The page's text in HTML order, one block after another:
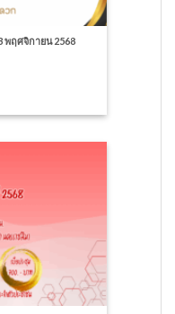
พฤศจิกายน 2568